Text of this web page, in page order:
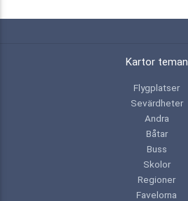
Kartor teman
Flygplatser
Sevärdheter
Andra
Båtar
Buss
Skolor
Regioner
Favelorna